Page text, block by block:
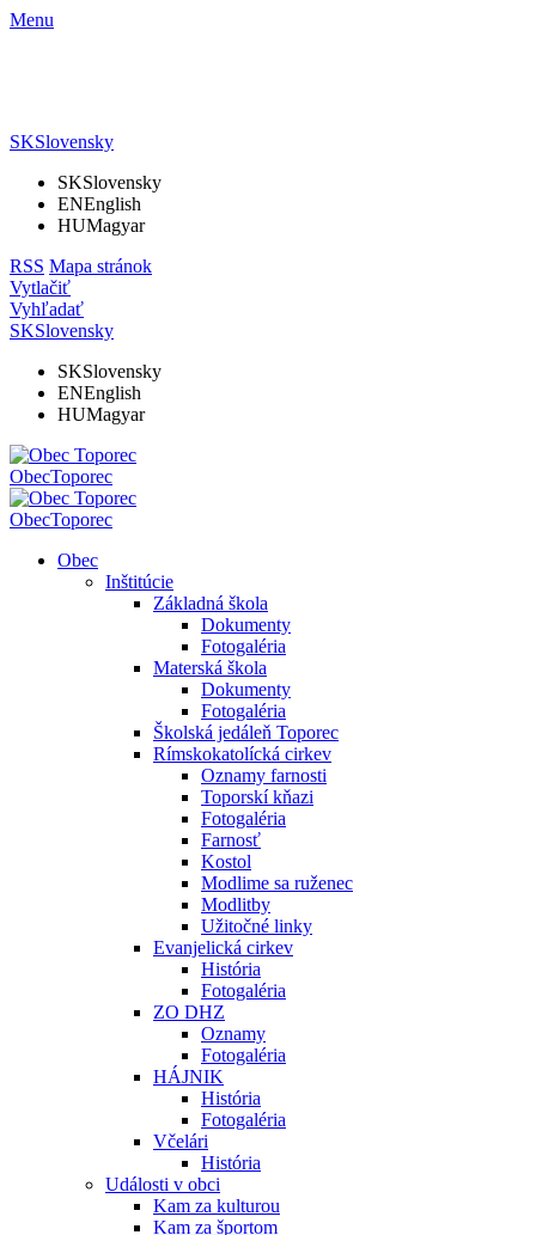
Menu
SKSlovensky
SKSlovensky
ENEnglish
HUMagyar
RSS Mapa stránok
Vytlačiť
Vyhľadať
SKSlovensky
SKSlovensky
ENEnglish
HUMagyar
ObecToporec
ObecToporec
Obec
Inštitúcie
Základná škola
Dokumenty
Fotogaléria
Materská škola
Dokumenty
Fotogaléria
Školská jedáleň Toporec
Rímskokatolícká cirkev
Oznamy farnosti
Toporskí kňazi
Fotogaléria
Farnosť
Kostol
Modlime sa ruženec
Modlitby
Užitočné linky
Evanjelická cirkev
História
Fotogaléria
ZO DHZ
Oznamy
Fotogaléria
HÁJNIK
História
Fotogaléria
Včelári
História
Události v obci
Kam za kulturou
Kam za športom